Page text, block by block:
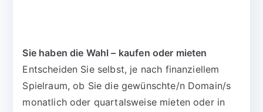
Sie haben die Wahl – kaufen oder mieten
Entscheiden Sie selbst, je nach finanziellem
Spielraum, ob Sie die gewünschte/n Domain/s
monatlich oder quartalsweise mieten oder in